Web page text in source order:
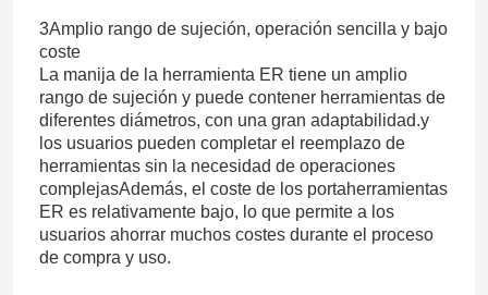
3Amplio rango de sujeción, operación sencilla y bajo
coste
La manija de la herramienta ER tiene un amplio
rango de sujeción y puede contener herramientas de
diferentes diámetros, con una gran adaptabilidad.y
los usuarios pueden completar el reemplazo de
herramientas sin la necesidad de operaciones
complejasAdemás, el coste de los portaherramientas
ER es relativamente bajo, lo que permite a los
usuarios ahorrar muchos costes durante el proceso
de compra y uso.